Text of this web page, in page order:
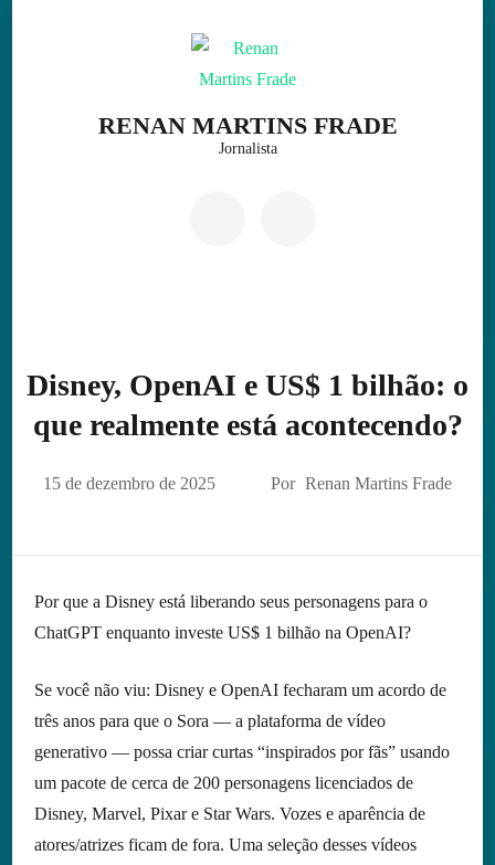
RENAN MARTINS FRADE
Jornalista
Disney, OpenAI e US$ 1 bilhão: o
que realmente está acontecendo?
15 de dezembro de 2025 Por Renan Martins Frade
Por que a Disney está liberando seus personagens para o
ChatGPT enquanto investe US$ 1 bilhão na OpenAI?
Se você não viu: Disney e OpenAI fecharam um acordo de
três anos para que o Sora — a plataforma de vídeo
generativo — possa criar curtas “inspirados por fãs” usando
um pacote de cerca de 200 personagens licenciados de
Disney, Marvel, Pixar e Star Wars. Vozes e aparência de
atores/atrizes ficam de fora. Uma seleção desses vídeos